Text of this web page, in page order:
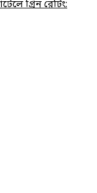
গ্রিন রেটিং: